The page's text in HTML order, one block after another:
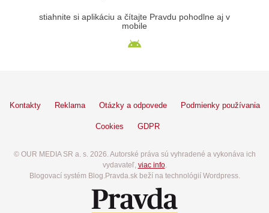
stiahnite si aplikáciu a čítajte Pravdu pohodlne aj v
mobile
Kontakty Reklama Otázky a odpovede Podmienky používania
Cookies GDPR
© OUR MEDIA SR a. s. 2026. Autorské práva sú vyhradené a vykonáva ich
vydavateľ, viac info.
Blogovací systém Blog.Pravda.sk beží na technológií Wordpress.